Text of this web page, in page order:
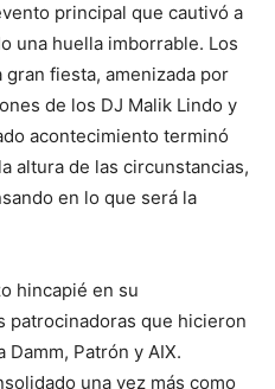
principal que cautivó a
una huella imborrable. Los
fiesta, amenizada por
de los DJ Malik Lindo y
acontecimiento terminó
altura de las circunstancias,
en lo que será la
hincapié en su
patrocinadoras que hicieron
Patrón y AIX.
una vez más como